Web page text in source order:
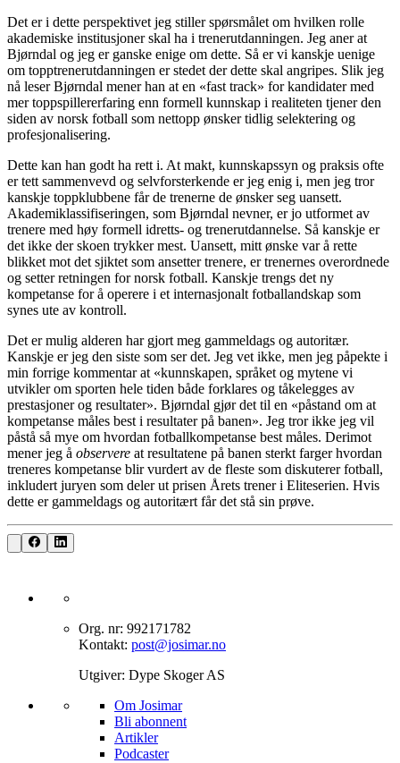
Det er i dette perspektivet jeg stiller spørsmålet om hvilken rolle
akademiske institusjoner skal ha i trenerutdanningen. Jeg aner at
Bjørndal og jeg er ganske enige om dette. Så er vi kanskje uenige
om topptrenerutdanningen er stedet der dette skal angripes. Slik jeg
nå leser Bjørndal mener han at en «fast track» for kandidater med
mer toppspillererfaring enn formell kunnskap i realiteten tjener den
siden av norsk fotball som nettopp ønsker tidlig selektering og
profesjonalisering.
Dette kan han godt ha rett i. At makt, kunnskapssyn og praksis ofte
er tett sammenvevd og selvforsterkende er jeg enig i, men jeg tror
kanskje toppklubbene får de trenerne de ønsker seg uansett.
Akademiklassifiseringen, som Bjørndal nevner, er jo utformet av
trenere med høy formell idretts- og trenerutdannelse. Så kanskje er
det ikke der skoen trykker mest. Uansett, mitt ønske var å rette
blikket mot det sjiktet som ansetter trenere, er trenernes overordnede
og setter retningen for norsk fotball. Kanskje trengs det ny
kompetanse for å operere i et internasjonalt fotballandskap som
synes ute av kontroll.
Det er mulig alderen har gjort meg gammeldags og autoritær.
Kanskje er jeg den siste som ser det. Jeg vet ikke, men jeg påpekte i
min forrige kommentar at «kunnskapen, språket og mytene vi
utvikler om sporten hele tiden både forklares og tåkelegges av
prestasjoner og resultater». Bjørndal gjør det til en «påstand om at
kompetanse måles best i resultater på banen». Jeg tror ikke jeg vil
påstå så mye om hvordan fotballkompetanse best måles. Derimot
mener jeg å observere at resultatene på banen sterkt farger hvordan
treneres kompetanse blir vurdert av de fleste som diskuterer fotball,
inkludert juryen som deler ut prisen Årets trener i Eliteserien. Hvis
dette er gammeldags og autoritært får det stå sin prøve.
Org. nr: 992171782
Kontakt: post@josimar.no
Utgiver: Dype Skoger AS
Om J‌osimar ‍ ​‍​‍‌‍
Bli abonnent​​​​‌ ‍ ​‍​‍‌‍ ‌ ​‍‌‍‍‌‌‍‌ ‌‍‍‌‌‍ ‍​‍​‍​ ‍‍​‍​‍‌ ​ ‌‍​‌‌‍ ‍‌‍‍‌‌ ‌​‌ ‍‌​‍ ‍‌‍‍‌‌‍ ​‍​‍​‍ ​​‍​‍‌‍‍​‌ ​‍‌‍‌‌‌‍‌‍​‍​‍​ ‍‍​‍​‍‌‍‍​‌ ‌​‌ ‌​‌ ​​‌ ​ ​ ‍‍​‍ ​‍ ‌‍‌‌‌‍‌​‌‍‍‌‌ ‌​​‍ ‍‌‍‍‌‌‍‌​‌‍​‌‌‍‌ ‌ ​‍‌‍​‌‌‍ ‍‌‍‍‍‌‍​‌‌‍ ‍‌ ​ ‌‍‌‌‌‍ ‍​‍ ‍‌‍​ ‌‍ ‌‍ ‌​‍ ‌‍‍‌‌‍ ‍‌ ‌​‌‍‌‌‌‍ ‍‌ ‌​​‍ ‌‍‌‌‌‍‌​‌‍‍‌‌ ‌​​‍ ‌‍ ‌‌‍ ‌‍‌​‌‍‌‌​ ‌‌ ​​‌ ​‍‌‍‌‌‌ ​ ‌‍‌‌‌‍ ‍‌ ‌​‌‍​‌‌ ‌​‌‍‍‌‌‍ ‌‍ ‍​ ‍ ‌‍‍‌‌‍‌​​ ‌‌‍‌‍‌‍ ‌‍ ‌ ‌​‌‍‌‌‌ ​‍​ ‍ ‌ ‌​‌ ‍‌‌ ​​‌‍‌‌​ ‌‌‍‌‍‌‍ ‌‍ ‌ ‌​‌‍‌‌‌ ​‍​ ‍ ‌ ​​‌‍​‌‌ ‌​‌‍‍​​ ‌‌‍​ ‌‍ ‌‍ ​‌ ‌‌‌‍ ‌‌‍ ‍‌ ​ ​‍‌‌​ ‌‌‌​​‍‌‌ ‌‍‍ ‌‍‌‌‌ ‍‌​‍‌‌​ ​ ‌​‌​​‍‌‌​ ​ ‌​‌​​‍‌‌​ ​‍​ ​‍‌‍​‍​ ‍‌‌‍​ ‌‍‌‍‌‍​ ​ ​‌​ ‌​‌‍​‍‌‍‌‍​ ‍​​ ‌‌‌‍​‍​‍‌‌​ ​‍​ ​‍​‍‌‌​ ‌‌‌​‌​​‍ ‍‌‍​ ‌‍ ‌‍ ​‌ ‌‌‌‍ ‌‌‍ ‍‌​‍‌‌ ‌​‌‍‌‌‌‍ ‌‌ ​ ​‍‌‌​ ‌‌‌​​‍‌‌ ‌‍‍ ‌‍‌‌‌ ‍‌​‍‌‌​ ​ ‌​‌​​‍‌‌​ ​ ‌​‌​​‍‌‌​ ​‍​ ​‍‌‍​‌‌‍‌‍​ ‌‍​ ‌​‌‍‌‌​ ‍‌‌‍‌​‌‍​‍​ ‌ ‌‍​‌​ ‌ ​ ​​​‍‌‌​ ​‍​ ​‍​‍‌‌​ ‌‌‌​‌​​‍ ‍‌‍‍‌‌ ‌​‌‍‌‌‌‍ ‌‌ ​ ​‍‌‌​ ‌‌‌​​‍‌‌ ‌‍‍ ‌‍‌‌‌ ‍‌​‍‌‌​ ​ ‌​‌​​‍‌‌​ ​ ‌​‌​​‍‌‌​ ​‍​ ​‍‌‍‌‌‌‍​‌‌‍‌‌​ ‌‍‌‍​‍‌‍‌‌‌‍‌‌‌‍‌‍‌‍​‍​ ‍​​ ​ ​ ​ ​‍‌‌​ ​‍​ ​‍​‍‌‌​ ‌‌‌​‌​​‍ ‍‌‍ ​‌‍​‌‌‍​‍‌‍‌‌‌‍ ​​ ‌‍​‍‌‍​‌‌ ​ ‌‍‌‌‌‌‌‌‌ ​‍‌‍ ​​ ‌‌‍‍​‌ ‌​‌ ‌​‌ ​​‌ ​ ​‍‌‌​ ​ ‌​​‌​‍‌‌​ ​‍‌​‌‍​‍‌‌​ ​‍‌​‌‍‌‍‌‌‌‍‌​‌‍‍‌‌ ‌​​‍ ‍‌‍‍‌‌‍‌​‌‍​‌‌‍‌ ‌ ​‍‌‍​‌‌‍ ‍‌‍‍‍‌‍​‌‌‍ ‍‌ ​ ‌‍‌‌‌‍ ‍​‍ ‍‌‍​ ‌‍ ‌‍ ‌​‍‌‍‌‍‍‌‌‍‌​​ ‌‌‍‌‍‌‍ ‌‍ ‌ ‌​‌‍‌‌‌ ​‍​‍‌‍‌ ‌​‌ ‍‌‌ ​​‌‍‌‌​ ‌‌‍‌‍‌‍ ‌‍ ‌ ‌​‌‍‌‌‌ ​‍​‍‌‍‌ ​​‌‍​‌‌ ‌​‌‍‍​​ ‌‌‍​ ‌‍ ‌‍ ​‌ ‌‌‌‍ ‌‌‍ ‍‌ ​ ​‍‌‌​ ‌‌‌​​‍‌‌ ‌‍‍ ‌‍‌‌‌ ‍‌​‍‌‌​ ​ ‌​‌​​‍‌‌​ ​ ‌​‌​​‍‌‌​ ​‍​ ​‍‌‍​‍​ ‍‌‌‍​ ‌‍‌‍‌‍​ ​ ​‌​ ‌​‌‍​‍‌‍‌‍​ ‍​​ ‌‌‌‍​‍​‍‌‌​ ​‍​ ​‍​‍‌‌​ ‌‌‌​‌​​‍ ‍‌‍​ ‌‍ ‌‍ ​‌ ‌‌‌‍ ‌‌‍ ‍‌​‍‌‌ ‌​‌‍‌‌‌‍ ‌‌ ​ ​‍‌‌​ ‌‌‌​​‍‌‌ ‌‍‍ ‌‍‌‌‌ ‍‌​‍‌‌​ ​ ‌​‌​​‍‌‌​ ​ ‌​‌​​‍‌‌​ ​‍​ ​‍‌‍​‌‌‍‌‍​ ‌‍​ ‌​‌‍‌‌​ ‍‌‌‍‌​‌‍​‍​ ‌ ‌‍​‌​ ‌ ​ ​​​‍‌‌​ ​‍​ ​‍​‍‌‌​ ‌‌‌​‌​​‍ ‍‌‍‍‌‌ ‌​‌‍‌‌‌‍ ‌‌ ​ ​‍‌‌​ ‌‌‌​​‍‌‌ ‌‍‍ ‌‍‌‌‌ ‍‌​‍‌‌​ ​ ‌​‌​​‍‌‌​ ​ ‌​‌​​‍‌‌​ ​‍​ ​‍‌‍‌‌‌‍​‌‌‍‌‌​ ‌‍‌‍​‍‌‍‌‌‌‍‌‌‌‍‌‍‌‍​‍​ ‍​​ ​ ​ ​ ​‍‌‌​ ​‍​ ​‍​‍‌‌​ ‌‌‌​‌​​‍ ‍‌‍ ​‌‍​‌‌‍​‍‌‍‌‌‌‍ ​​‍‌‍‌ ​​‌‍‌‌‌ ​‍‌ ​ ‌ ​​‌‍‌‌‌‍​ ‌ ‌​‌‍‍‌‌ ‌‍‌‍‌‌​ ‌‌ ​​‌ ‌‌‌‍​‍‌‍ ​‌‍‍‌‌ ​ ‌‍‍​‌‍‌‌‌‍‌​​‍​‍‌ ‌
Artikler
Podcaster